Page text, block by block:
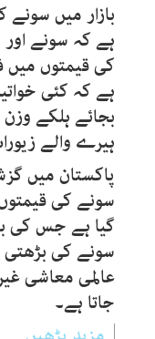
بازار میں
ہے کہ سونے اور
کی قیمتوں میں
ہے کہ کئی
بجائے ہلکے
ہیرے والے
پاکستان میں
سونے کی
گیا ہے جس کی
سونے کی بڑھتی
عالمی معاشی
جاتا ہے۔